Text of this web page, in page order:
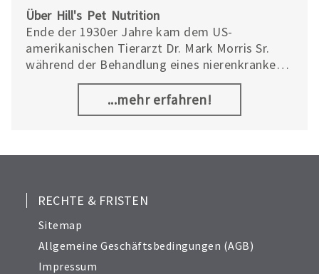
4
5
6
7
8
9
15
17
Über Hill's Pet Nutrition
Ende der 1930er Jahre kam dem US-
amerikanischen Tierarzt Dr. Mark Morris Sr.
während der Behandlung eines nierenkranken
Schäferhundes die Idee, Spezialfutter
...mehr erfahren!
RECHTE & FRISTEN
Sitemap
Allgemeine Geschäftsbedingungen (AGB)
Impressum